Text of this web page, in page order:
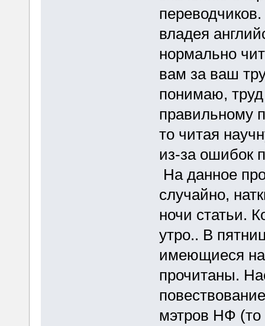
владея
нормально
вам за ваш
понимаю,
правильному
то читая
из-за ошибок
На данное
случайно,
ночи статьи.
утро.. В
имеющиеся
прочитаны.
мэтров НФ (то